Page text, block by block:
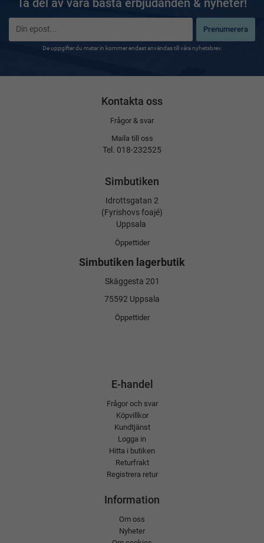
Prenumerera
De uppgifter du matar in kommer endast användas till våra nyhetsbrev.
Kontakta oss
Frågor & svar
Maila till oss
Tel. 018-232525
Simbutiken
Idrottsgatan 2
(Fyrishovs foajé)
Uppsala
Öppettider
Simbutiken lagerbutik
Skäggesta 201
75592 Uppsala
Öppettider
E-handel
Frågor och svar
Köpvillkor
Kundtjänst
Logga in
Hitta i butiken
Returfrakt
Registrera retur
Information
Om oss
Nyheter